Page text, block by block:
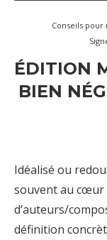
Conseils pour
ÉDITION
BIEN
Idéalisé ou
souvent au cœur
d’auteurs/
définition